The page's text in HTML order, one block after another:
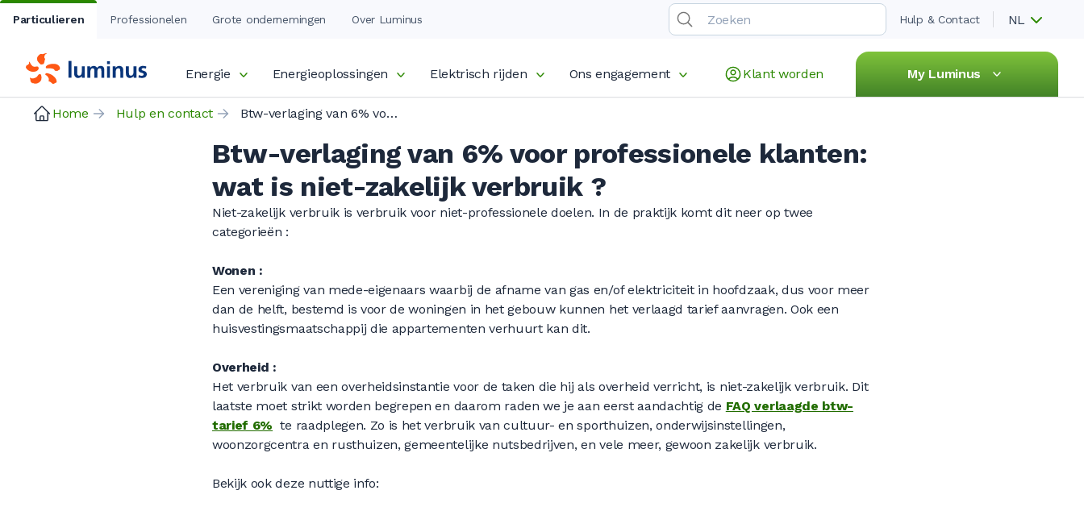
Particulieren Professionelen Grote ondernemingen Over Luminus Hulp & Contact NL
Energie Energieoplossingen Elektrisch rijden Ons engagement Klant worden My Luminus
Home Hulp en contact Btw-verlaging van 6% voor professionele klanten: wat is niet-zakelijk verbruik ?
Btw-verlaging van 6% voor professionele klanten:
wat is niet-zakelijk verbruik ?
Niet-zakelijk verbruik is verbruik voor niet-professionele doelen. In de praktijk komt dit neer op twee
categorieën :
Wonen :
Een vereniging van mede-eigenaars waarbij de afname van gas en/of elektriciteit in hoofdzaak, dus voor meer
dan de helft, bestemd is voor de woningen in het gebouw kunnen het verlaagd tarief aanvragen. Ook een
huisvestingsmaatschappij die appartementen verhuurt kan dit.
Overheid :
Het verbruik van een overheidsinstantie voor de taken die hij als overheid verricht, is niet-zakelijk verbruik. Dit
laatste moet strikt worden begrepen en daarom raden we je aan eerst aandachtig de FAQ verlaagde btw-
tarief 6% te raadplegen. Zo is het verbruik van cultuur- en sporthuizen, onderwijsinstellingen,
woonzorgcentra en rusthuizen, gemeentelijke nutsbedrijven, en vele meer, gewoon zakelijk verbruik.
Bekijk ook deze nuttige info: